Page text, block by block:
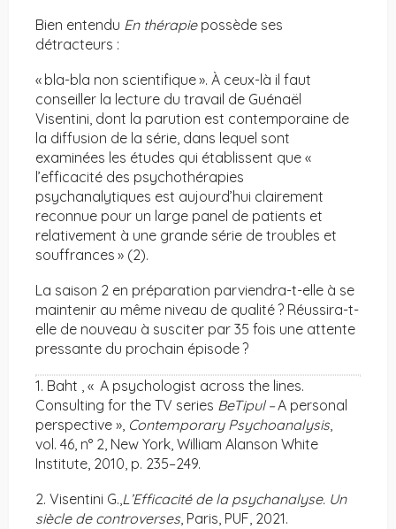
Bien entendu En thérapie possède ses
détracteurs :
« bla-bla non scientifique ». À ceux-là il faut
conseiller la lecture du travail de Guénaël
Visentini, dont la parution est contemporaine de
la diffusion de la série, dans lequel sont
examinées les études qui établissent que «
l’efficacité des psychothérapies
psychanalytiques est aujourd’hui clairement
reconnue pour un large panel de patients et
relativement à une grande série de troubles et
souffrances » (2).
La saison 2 en préparation parviendra-t-elle à se
maintenir au même niveau de qualité ? Réussira-t-
elle de nouveau à susciter par 35 fois une attente
pressante du prochain épisode ?
1. Baht , « A psychologist across the lines.
Consulting for the TV series BeTipul –A personal
perspective », Contemporary Psychoanalysis,
vol. 46, n° 2, New York, William Alanson White
Institute, 2010, p. 235–249.
2. Visentini G.,L’Efficacité de la psychanalyse. Un
siècle de controverses, Paris, PUF, 2021.